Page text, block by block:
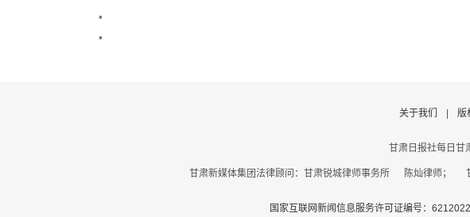
关于我们 版
甘肃日报社每日甘
甘肃新媒体集团法律顾问：甘肃锐城律师事务所 陈灿律师；
国家互联网新闻信息服务许可证编号：